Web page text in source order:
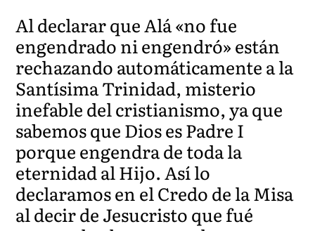
Al declarar que Alá «no fue
engendrado ni engendró» están
rechazando automáticamente a la
Santísima Trinidad, misterio
inefable del cristianismo, ya que
sabemos que Dios es Padre I
porque engendra de toda la
eternidad al Hijo. Así lo
declaramos en el Credo de la Misa
al decir de Jesucristo que fué